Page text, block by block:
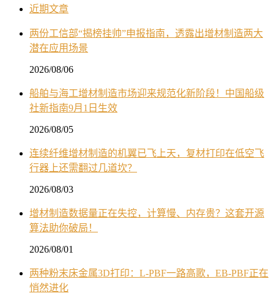
近期文章
两份工信部“揭榜挂帅”申报指南，透露出增材制造两大
潜在应用场景
2026/08/06
船舶与海工增材制造市场迎来规范化新阶段！中国船级
社新指南9月1日生效
2026/08/05
连续纤维增材制造的机翼已飞上天，复材打印在低空飞
行器上还需翻过几道坎？
2026/08/03
增材制造数据量正在失控，计算慢、内存贵？这套开源
算法助你破局！
2026/08/01
两种粉末床金属3D打印：L-PBF一路高歌，EB-PBF正在
悄然进化